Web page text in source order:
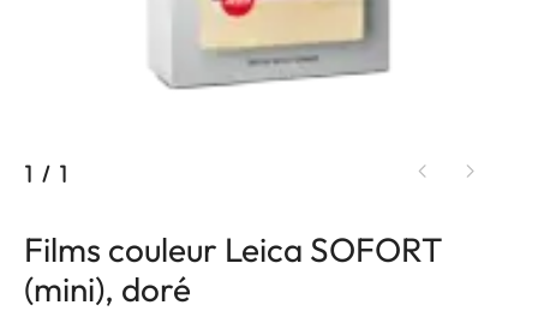
1 / 1
Films couleur Leica SOFORT
(mini), doré